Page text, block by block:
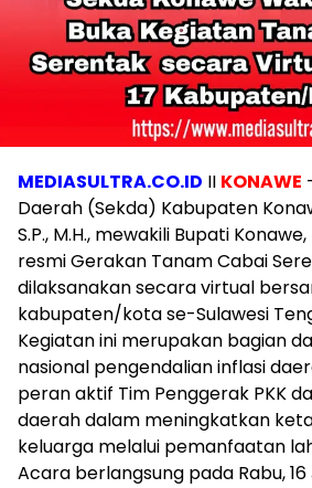
MEDIASULTRA.CO.ID II KONAWE
Daerah (Sekda) Kabupaten
S.P., M.H., mewakili Bupati
resmi Gerakan Tanam Cabai
dilaksanakan secara virtual
kabupaten/kota se-Sulawesi
Kegiatan ini merupakan bagian
nasional pengendalian inflasi
peran aktif Tim Penggerak PKK
daerah dalam meningkatkan
keluarga melalui pemanfaatan
Acara berlangsung pada Rabu, 16